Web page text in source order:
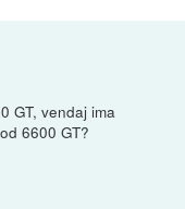
GT, vendaj ima
6600 GT?